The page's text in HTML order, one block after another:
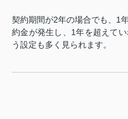
契約期間が2年の場合でも、1
約金が発生し、1年を超えて
う設定も多く見られます。